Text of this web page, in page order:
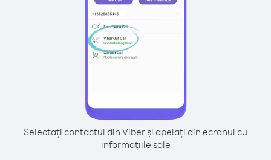
Selectați contactul din Viber și apelați din ecranul cu
informațiile sale